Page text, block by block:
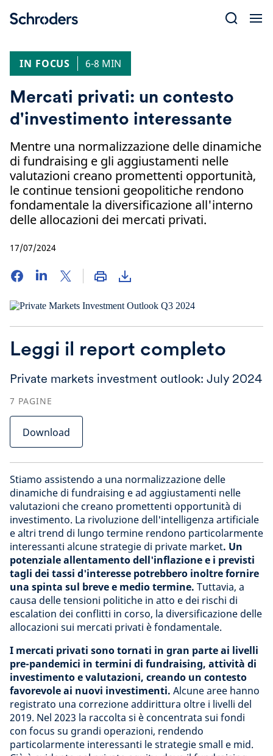
IN FOCUS
6-8 MIN
Mercati privati: un contesto
d'investimento interessante
Mentre una normalizzazione delle dinamiche
di fundraising e gli aggiustamenti nelle
valutazioni creano promettenti opportunità,
le continue tensioni geopolitiche rendono
fondamentale la diversificazione all'interno
delle allocazioni dei mercati privati.
17/07/2024
Leggi il report completo
Private markets investment outlook: July 2024
7 PAGINE
Download
Stiamo assistendo a una normalizzazione delle
dinamiche di fundraising e ad aggiustamenti nelle
valutazioni che creano promettenti opportunità di
investimento. La rivoluzione dell'intelligenza artificiale
e altri trend di lungo termine rendono particolarmente
interessanti alcune strategie di private market. Un
potenziale allentamento dell'inflazione e i previsti
tagli dei tassi d'interesse potrebbero inoltre fornire
una spinta sul breve e medio termine. Tuttavia, a
causa delle tensioni politiche in atto e dei rischi di
escalation dei conflitti in corso, la diversificazione delle
allocazioni sui mercati privati è fondamentale.
I mercati privati sono tornati in gran parte ai livelli
pre-pandemici in termini di fundraising, attività di
investimento e valutazioni, creando un contesto
favorevole ai nuovi investimenti. Alcune aree hanno
registrato una correzione addirittura oltre i livelli del
2019. Nel 2023 la raccolta si è concentrata sui fondi
con focus su grandi operazioni, rendendo
particolarmente interessanti le strategie small e mid.